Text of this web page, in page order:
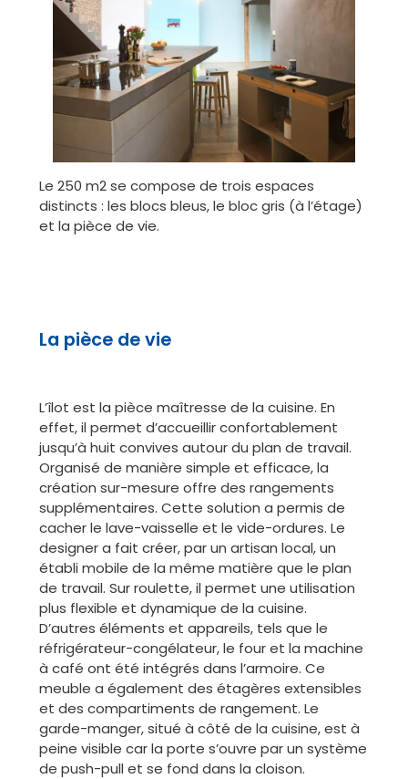
Le 250 m2 se compose de trois espaces
distincts : les blocs bleus, le bloc gris (à l’étage)
et la pièce de vie.
La pièce de vie
L’îlot est la pièce maîtresse de la cuisine. En
effet, il permet d’accueillir confortablement
jusqu’à huit convives autour du plan de travail.
Organisé de manière simple et efficace, la
création sur-mesure offre des rangements
supplémentaires. Cette solution a permis de
cacher le lave-vaisselle et le vide-ordures. Le
designer a fait créer, par un artisan local, un
établi mobile de la même matière que le plan
de travail. Sur roulette, il permet une utilisation
plus flexible et dynamique de la cuisine.
D’autres éléments et appareils, tels que le
réfrigérateur-congélateur, le four et la machine
à café ont été intégrés dans l’armoire. Ce
meuble a également des étagères extensibles
et des compartiments de rangement. Le
garde-manger, situé à côté de la cuisine, est à
peine visible car la porte s’ouvre par un système
de push-pull et se fond dans la cloison.